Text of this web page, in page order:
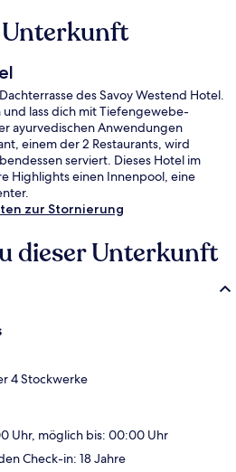
Unterkunft
des Savoy Westend Hotel.
lass dich mit Tiefengewebe-
ayurvedischen Anwendungen
einem der 2 Restaurants, wird
serviert. Dieses Hotel im
Highlights einen Innenpool, eine
zur Stornierung
dieser Unterkunft
4 Stockwerke
Uhr, möglich bis: 00:00 Uhr
Check-in: 18 Jahre